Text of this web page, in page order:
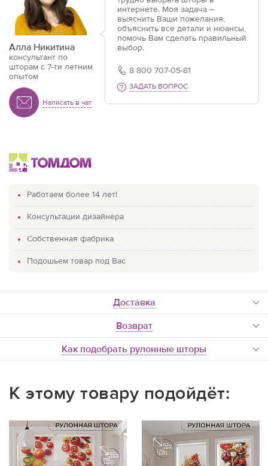
Алла Никитина
консультант по
шторам с 7-ти летним
опытом
Написать в чат
интернете. Моя задача –
выяснить Ваши пожелания,
объяснить все детали и нюансы,
помочь Вам сделать правильный
выбор.
8 800 707-05-81
ЗАДАТЬ ВОПРОС
Работаем более 14 лет!
Консультации дизайнера
Собственная фабрика
Подошьем товар под Вас
доставка
Возврат
Как подобрать рулонные шторы
К этому товару подойдёт: